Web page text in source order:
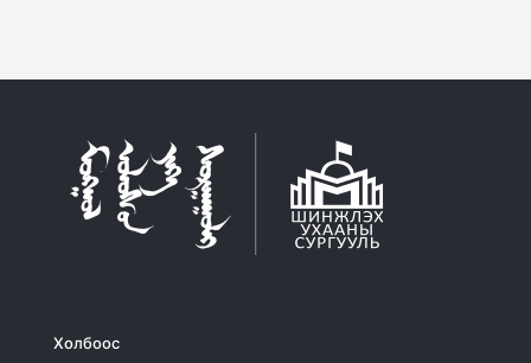
Холбоос